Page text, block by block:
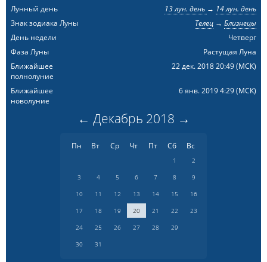
Лунный день
13 лун. день → 14 лун. день
Знак зодиака Луны
Телец→ Близнецы
День недели
Четверг
Фаза Луны
Растущая Луна
Ближайшее
полнолуние
22 дек. 2018 20:49(МСК)
Ближайшее
новолуние
6 янв. 2019 4:29(МСК)
← Декабрь 2018 →
Пн Вт Ср Чт Пт Сб Вс
1
2
3
4 5 6 7 8
9
10
11 12 13 14 15
16
17
18 19 20 21 22
23
24
25 26 27 28
29
30
31